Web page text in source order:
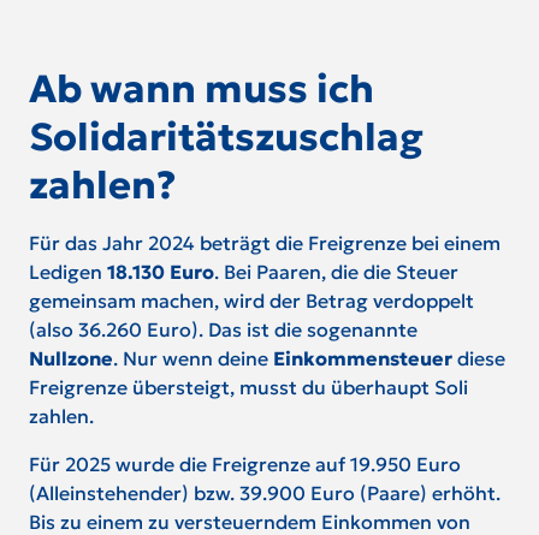
Ab wann muss ich
Solidaritätszuschlag
zahlen?
Für das Jahr 2024 beträgt die Freigrenze bei einem
Ledigen 18.130 Euro. Bei Paaren, die die Steuer
gemeinsam machen, wird der Betrag verdoppelt
(also 36.260 Euro). Das ist die sogenannte
Nullzone. Nur wenn deine Einkommensteuer diese
Freigrenze übersteigt, musst du überhaupt Soli
zahlen.
Für 2025 wurde die Freigrenze auf 19.950 Euro
(Alleinstehender) bzw. 39.900 Euro (Paare) erhöht.
Bis zu einem zu versteuerndem Einkommen von